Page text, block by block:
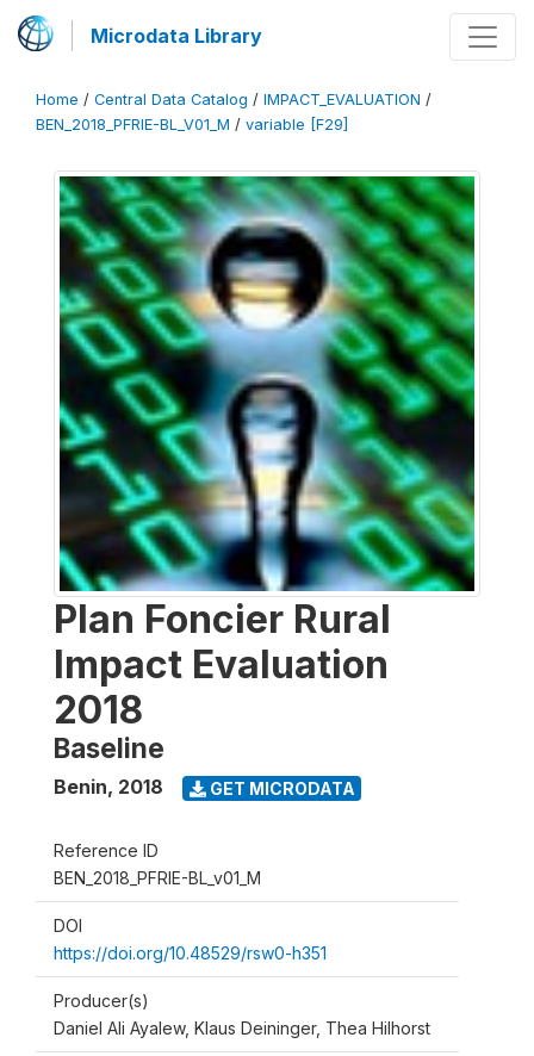
Microdata Library
Home / Central Data Catalog / IMPACT_EVALUATION /
BEN_2018_PFRIE-BL_V01_M / variable [F29]
Plan Foncier Rural
Impact Evaluation
2018
Baseline
Benin, 2018 GET MICRODATA
Reference ID
BEN_2018_PFRIE-BL_v01_M
DOI
https://doi.org/10.48529/rsw0-h351
Producer(s)
Daniel Ali Ayalew, Klaus Deininger, Thea Hilhorst